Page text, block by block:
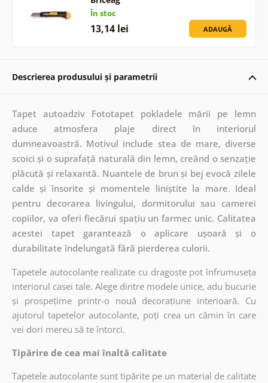
În stoc
13,14 lei ADAUGĂ
Descrierea produsului și parametrii
Tapet autoadziv Fototapet pokladele mării pe lemn
aduce atmosfera plaje direct în interiorul
dumneavoastră. Motivul include stea de mare, diverse
scoici și o suprafață naturală din lemn, creând o senzație
plăcută și relaxantă. Nuantele de brun și bej evocă zilele
calde și însorite și momentele liniștite la mare. Ideal
pentru decorarea livingului, dormitorului sau camerei
copiilor, va oferi fiecărui spațiu un farmec unic. Calitatea
acestei tapet garantează o aplicare ușoară și o
durabilitate îndelungată fără pierderea culorii.
Tapetele autocolante realizate cu dragoste pot înfrumuseța
interiorul casei tale. Alege dintre modele unice, adu bucurie
și prospețime printr-o nouă decorațiune interioară. Cu
ajutorul tapetelor autocolante, poți crea un cămin în care
vei dori mereu să te întorci.
Tipărire de cea mai înaltă calitate
Tapetele autocolante sunt tipărite pe un material de calitate